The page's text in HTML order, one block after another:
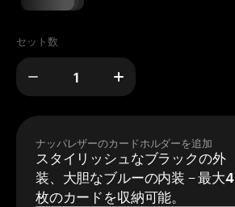
セット数
ナッパレザーのカードホルダーを追加
スタイリッシュなブラックの外
装、大胆なブルーの内装 – 最大4
枚のカードを収納可能。